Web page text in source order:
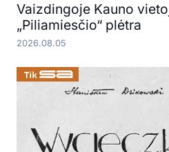
Vaizdingoje Kauno
„Piliamiesčio“ plėtra
2026.08.05